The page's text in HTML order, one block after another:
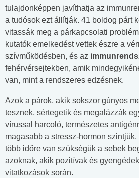
tulajdonképpen javíthatja az
a tudósok ezt állítják. 41 boldog párt
vitassák meg a párkapcsolati
kutatók emelkedést vettek észre a
szívműködésben, és az
fehérvérsejtekben, amik
van, mint a rendszeres edzésnek.
Azok a párok, akik sokszor gúnyos
tesznek, sértegetik és megalázzák
vírussal harcoló, természetes
magasabb a stressz-hormon szintjük,
több időre van szükségük a sebek
azoknak, akik pozitívak és
vitatkozások során.